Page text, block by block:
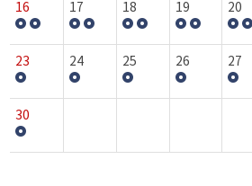
16 17 18 19 20
23 24 25 26 27
30